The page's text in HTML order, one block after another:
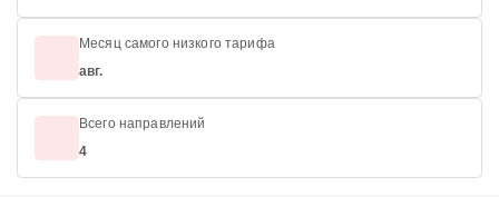
Месяц самого низкого тарифа
авг.
Всего направлений
4